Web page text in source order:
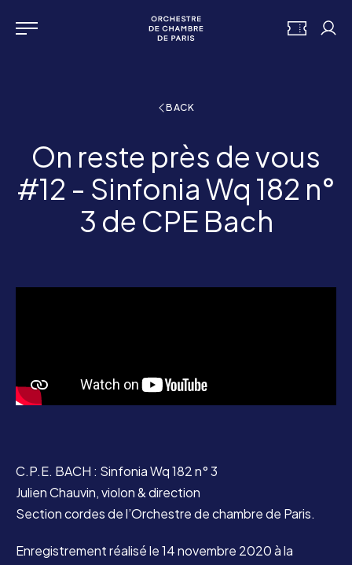
Orchestre de chambre
Menu
TICKETSMy
BACK
On reste près de vous
#12 - Sinfonia Wq 182 n°
3 de CPE Bach
C.P.E. BACH : Sinfonia Wq 182 n° 3
Julien Chauvin, violon & direction
Section cordes de l’Orchestre de chambre de Paris.
Enregistrement réalisé le 14 novembre 2020 à la